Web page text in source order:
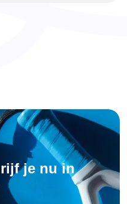
je nu in